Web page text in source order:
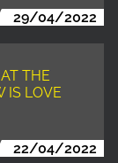
29/04/2022
THE
IS LOVE
22/04/2022